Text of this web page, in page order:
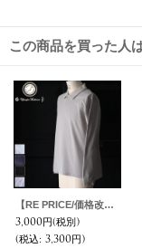
この商品を買った人
【RE PRICE/価格改定】ドライファーストコットン鹿の子L/Sポロ【MADE IN JAPAN】『日本製』 / Upscape Audience
3,000円(税別)
(税込: 3,300円)